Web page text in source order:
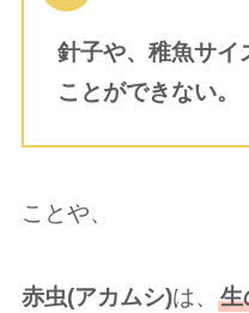
針子や、稚魚サイ
ことができない。
ことや、
赤虫(アカムシ)は、 生